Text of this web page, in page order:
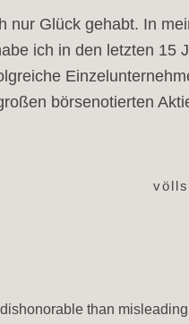
nur Glück gehabt. In
ich in den letzten 15
börsenotierten
than